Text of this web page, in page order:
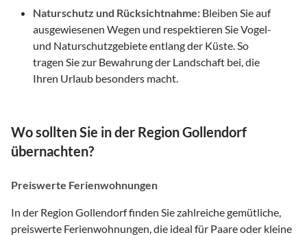
Naturschutz und Rücksichtnahme: Bleiben Sie auf
ausgewiesenen Wegen und respektieren Sie Vogel-
und Naturschutzgebiete entlang der Küste. So
tragen Sie zur Bewahrung der Landschaft bei, die
Ihren Urlaub besonders macht.
Wo sollten Sie in der Region Gollendorf
übernachten?
Preiswerte Ferienwohnungen
In der Region Gollendorf finden Sie zahlreiche gemütliche,
preiswerte Ferienwohnungen, die ideal für Paare oder kleine